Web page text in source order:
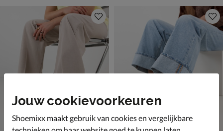
Jouw cookievoorkeuren
Shoemixx maakt gebruik van cookies en vergelijkbare